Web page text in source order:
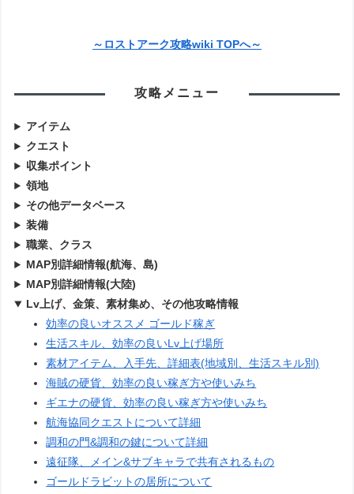
～ロストアーク攻略wiki TOPへ～
攻略メニュー
アイテム
クエスト
収集ポイント
領地
その他データベース
装備
職業、クラス
MAP別詳細情報(航海、島)
MAP別詳細情報(大陸)
Lv上げ、金策、素材集め、その他攻略情報
効率の良いオススメ ゴールド稼ぎ
生活スキル、効率の良いLv上げ場所
素材アイテム、入手先、詳細表(地域別、生活スキル別)
海賊の硬貨、効率の良い稼ぎ方や使いみち
ギエナの硬貨、効率の良い稼ぎ方や使いみち
航海協同クエストについて詳細
調和の門&調和の鍵について詳細
遠征隊、メイン&サブキャラで共有されるもの
ゴールドラビットの居所について